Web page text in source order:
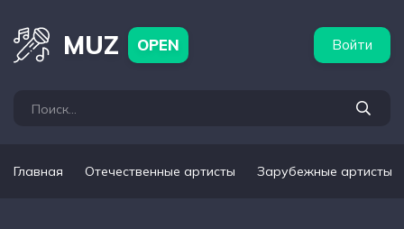
MUZ OPEN Войти
Главная Отечественные артисты Зарубежные артисты
артисты Популярные подборки